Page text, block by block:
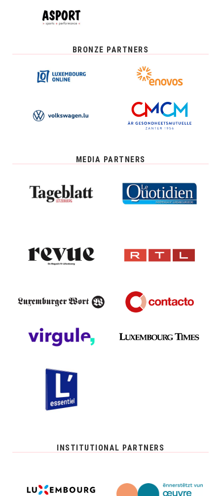
BRONZE PARTNERS
MEDIA PARTNERS
INSTITUTIONAL PARTNERS